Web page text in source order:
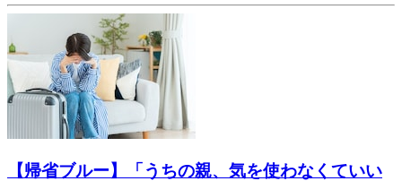
【帰省ブルー】「うちの親、気を使わなくていい